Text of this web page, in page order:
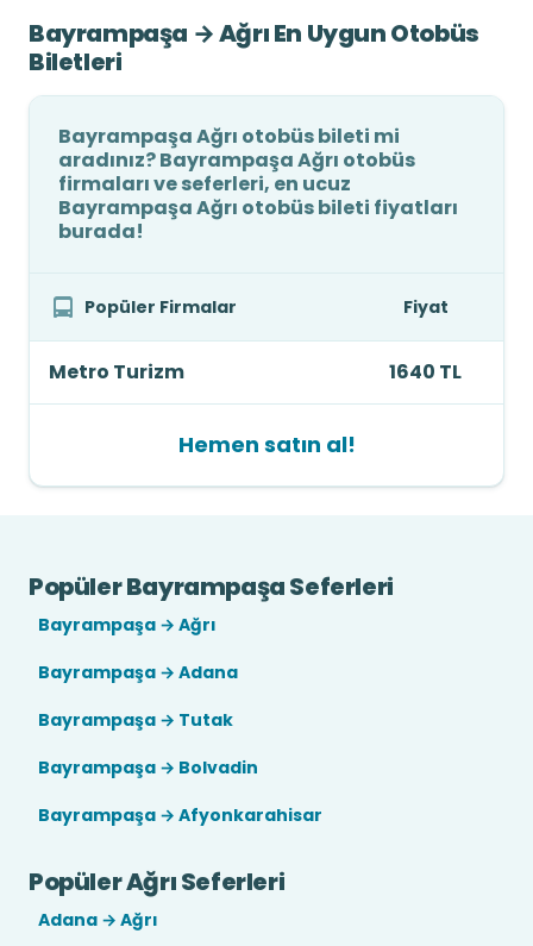
Bayrampaşa → Ağrı En Uygun Otobüs
Biletleri
Bayrampaşa Ağrı otobüs bileti mi
aradınız? Bayrampaşa Ağrı otobüs
firmaları ve seferleri, en ucuz
Bayrampaşa Ağrı otobüs bileti fiyatları
burada!
Popüler Firmalar Fiyat
Metro Turizm 1640 TL
Hemen satın al!
Popüler Bayrampaşa Seferleri
Bayrampaşa → Ağrı
Bayrampaşa → Adana
Bayrampaşa → Tutak
Bayrampaşa → Bolvadin
Bayrampaşa → Afyonkarahisar
Popüler Ağrı Seferleri
Adana → Ağrı